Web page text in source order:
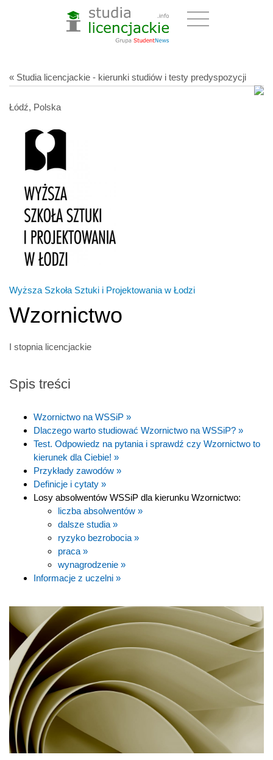
« Studia licencjackie - kierunki studiów i testy predyspozycji
Łódź, Polska
Wyższa Szkoła Sztuki i Projektowania w Łodzi
Wzornictwo
I stopnia licencjackie
Spis treści
Wzornictwo na WSSiP »
Dlaczego warto studiować Wzornictwo na WSSiP? »
Test. Odpowiedz na pytania i sprawdź czy Wzornictwo to
kierunek dla Ciebie! »
Przykłady zawodów »
Definicje i cytaty »
Losy absolwentów WSSiP dla kierunku Wzornictwo:
liczba absolwentów »
dalsze studia »
ryzyko bezrobocia »
praca »
wynagrodzenie »
Informacje z uczelni »